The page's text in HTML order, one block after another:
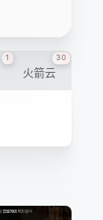
1
火箭云
30